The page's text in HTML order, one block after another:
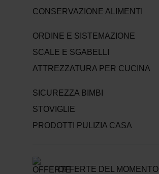
CONSERVAZIONE ALIMENTI
ORDINE E SISTEMAZIONE
SCALE E SGABELLI
ATTREZZATURA PER CUCINA
SICUREZZA BIMBI
STOVIGLIE
PRODOTTI PULIZIA CASA
OFFERTE DEL MOMENTO